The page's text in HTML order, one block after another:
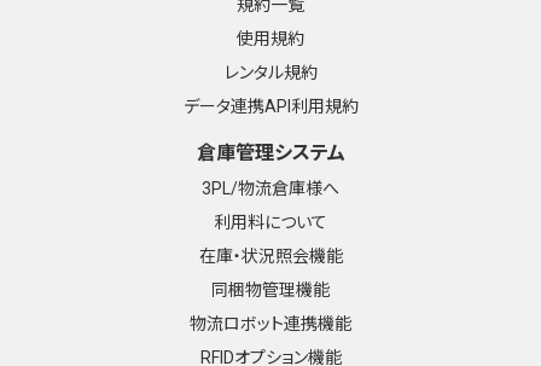
規約一覧
使用規約
レンタル規約
データ連携API利用規約
倉庫管理システム
3PL/物流倉庫様へ
利用料について
在庫・状況照会機能
同梱物管理機能
物流ロボット連携機能
RFIDオプション機能